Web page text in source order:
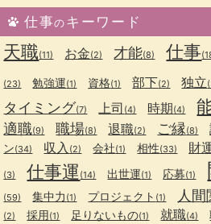
仕事のキーワード
天職(11) お金(2) 才能(8) 仕事
(23) 勉強運(1) 資格(1) 部下(2) 独立
タイミング(7) 上司 (4) 時期(4)
適職(9) 職場(8) 退職(2) ご縁(8)
ン(34) 収入 (2) 会社(1) 相性(33) 財
(3) 仕事運 (14) 出世運(1) 応募(1)
(59) 集中力 (1) プロジェクト (1) 人間
(2) 採用(1) 足りないもの(1) 就職(4)